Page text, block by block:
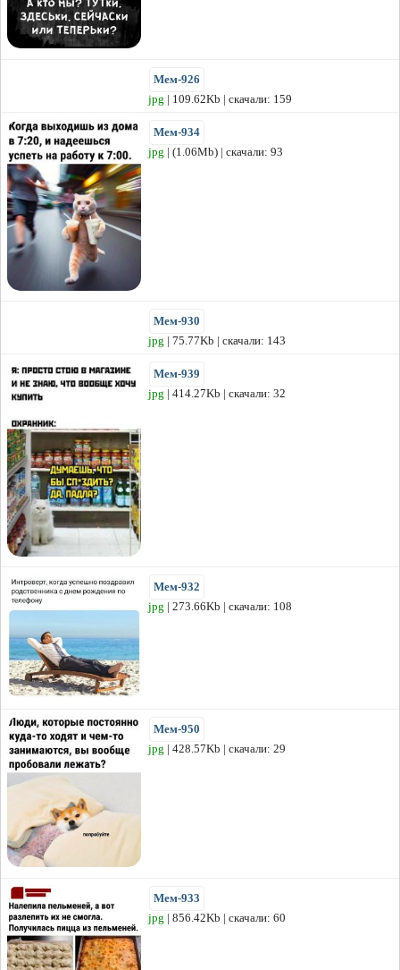
Мем-926
jpg | 109.62Kb | скачали: 159
Мем-934
jpg | (1.06Mb) | скачали: 93
Мем-930
jpg | 75.77Kb | скачали: 143
Мем-939
jpg | 414.27Kb | скачали: 32
Мем-932
jpg | 273.66Kb | скачали: 108
Мем-950
jpg | 428.57Kb | скачали: 29
Мем-933
jpg | 856.42Kb | скачали: 60